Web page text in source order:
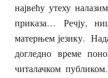
највећу утеху
приказа… Речју,
матерњем језику.
догледно време
читалачком